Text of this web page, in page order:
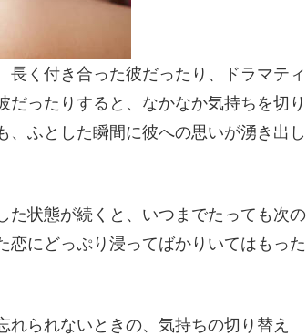
く付き合った彼だったり、ドラマティ
ったりすると、なかなか気持ちを切り
ふとした瞬間に彼への思いが湧き出し
た状態が続くと、いつまでたっても次の
にどっぷり浸ってばかりいてはもった
られないときの、気持ちの切り替え